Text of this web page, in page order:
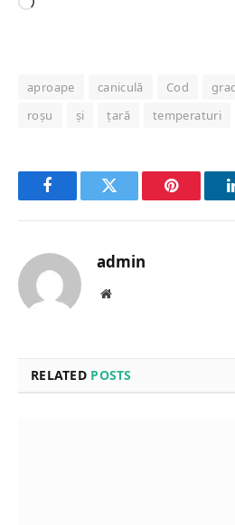
aproape caniculă Cod
roșu
și țară temperaturi
FacebookTwitter Pinterest
admin
Website
RELATED POSTS